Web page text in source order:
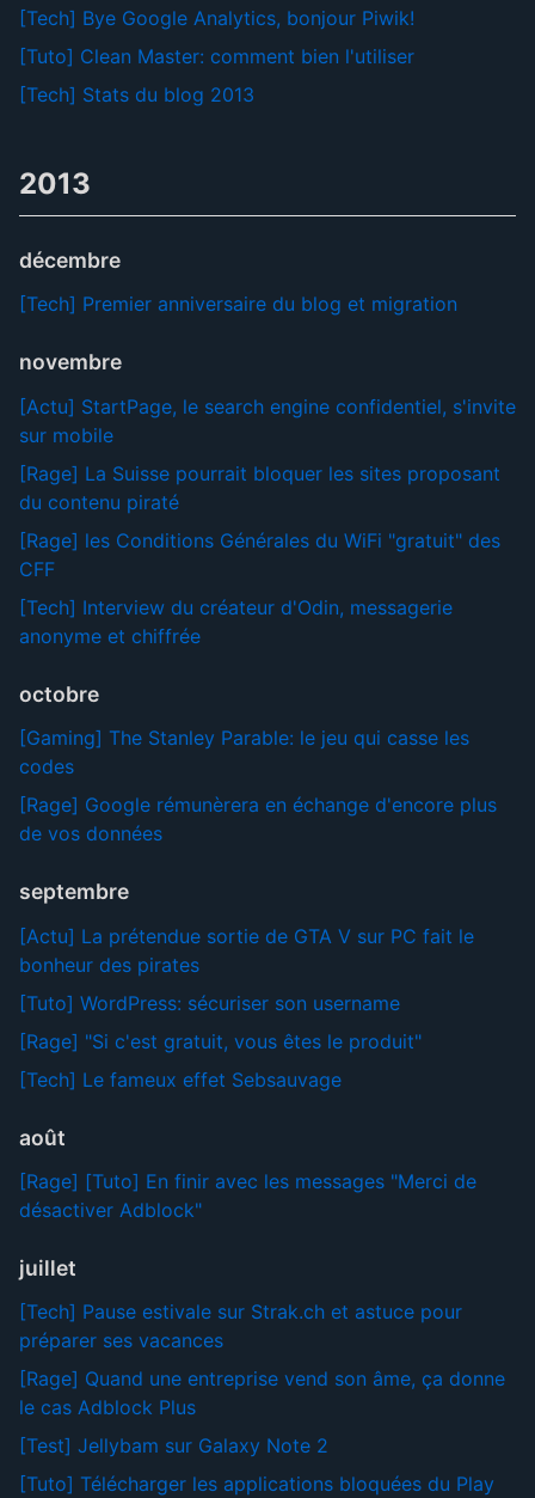
[Tech] Bye Google Analytics, bonjour Piwik!
[Tuto] Clean Master: comment bien l'utiliser
[Tech] Stats du blog 2013
2013
décembre
[Tech] Premier anniversaire du blog et migration
novembre
[Actu] StartPage, le search engine confidentiel, s'invite
sur mobile
[Rage] La Suisse pourrait bloquer les sites proposant
du contenu piraté
[Rage] les Conditions Générales du WiFi "gratuit" des
CFF
[Tech] Interview du créateur d'Odin, messagerie
anonyme et chiffrée
octobre
[Gaming] The Stanley Parable: le jeu qui casse les
codes
[Rage] Google rémunèrera en échange d'encore plus
de vos données
septembre
[Actu] La prétendue sortie de GTA V sur PC fait le
bonheur des pirates
[Tuto] WordPress: sécuriser son username
[Rage] "Si c'est gratuit, vous êtes le produit"
[Tech] Le fameux effet Sebsauvage
août
[Rage] [Tuto] En finir avec les messages "Merci de
désactiver Adblock"
juillet
[Tech] Pause estivale sur Strak.ch et astuce pour
préparer ses vacances
[Rage] Quand une entreprise vend son âme, ça donne
le cas Adblock Plus
[Test] Jellybam sur Galaxy Note 2
[Tuto] Télécharger les applications bloquées du Play